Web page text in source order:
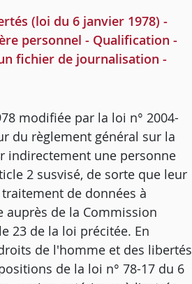
(loi du 6 janvier 1978) -
personnel - Qualification -
fichier de journalisation -
modifiée par la loi n° 2004-
du règlement général sur la
indirectement une personne
2 susvisé, de sorte que leur
de données à
de la Commission
23 de la loi précitée. En
de l'homme et des libertés
de la loi n° 78-17 du 6